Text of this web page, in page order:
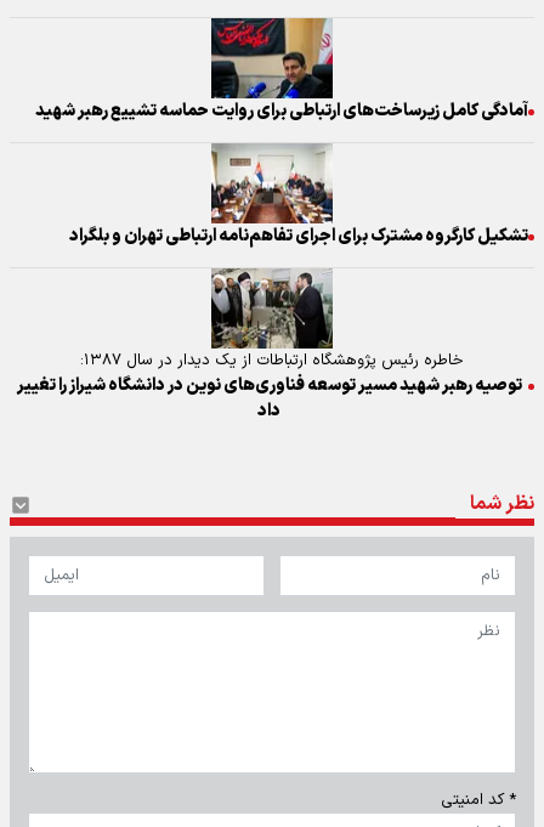
آمادگی کامل زیرساخت‌های ارتباطی برای روایت حماسه تشییع رهبر شهید
تشکیل کارگروه مشترک برای اجرای تفاهم‌نامه ارتباطی تهران و بلگراد
خاطره رئیس پژوهشگاه ارتباطات از یک دیدار در سال ۱۳۸۷:
توصیه رهبر شهید مسیر توسعه فناوری‌های نوین در دانشگاه شیراز را تغییر
داد
نظر شما
* کد امنیتی